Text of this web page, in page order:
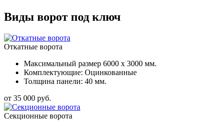
Виды ворот под ключ
Откатные ворота
Максимальный размер 6000 x 3000 мм.
Комплектующие: Оцинкованные
Толщина панели: 40 мм.
от 35 000 руб.
Секционные ворота